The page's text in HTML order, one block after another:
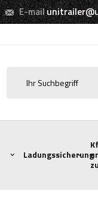
E-mail
Ladungssicherung